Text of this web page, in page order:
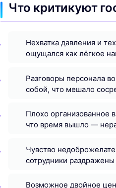
Что критикуют
Нехватка давления и
ощущался как лёгкое
Разговоры персонала
собой, что мешало
Плохо организованное
что время вышло —
Чувство
сотрудники
Возможное двойное